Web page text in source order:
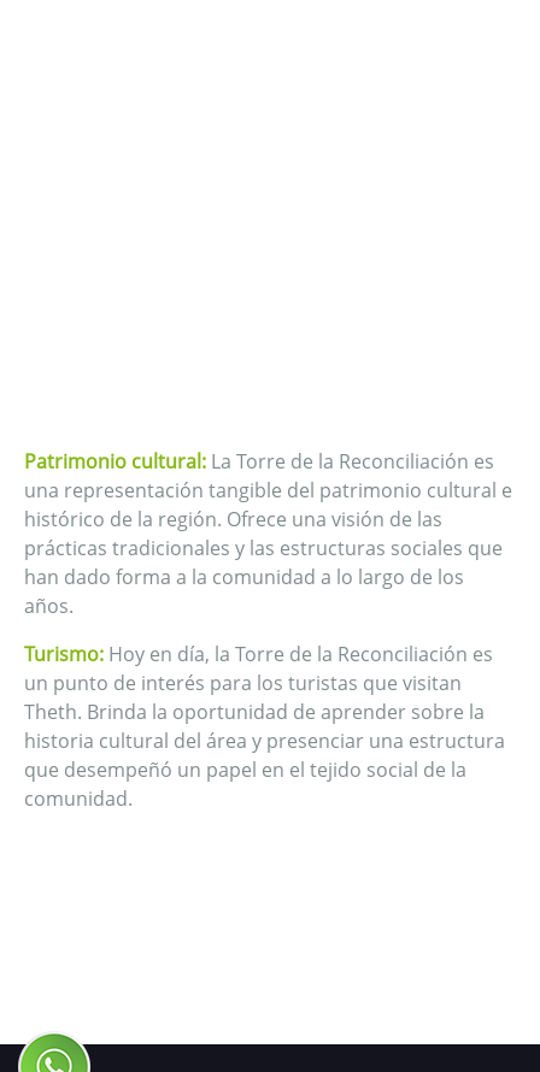
Patrimonio cultural: La Torre de la Reconciliación es
una representación tangible del patrimonio cultural e
histórico de la región. Ofrece una visión de las
prácticas tradicionales y las estructuras sociales que
han dado forma a la comunidad a lo largo de los
años.
Turismo: Hoy en día, la Torre de la Reconciliación es
un punto de interés para los turistas que visitan
Theth. Brinda la oportunidad de aprender sobre la
historia cultural del área y presenciar una estructura
que desempeñó un papel en el tejido social de la
comunidad.